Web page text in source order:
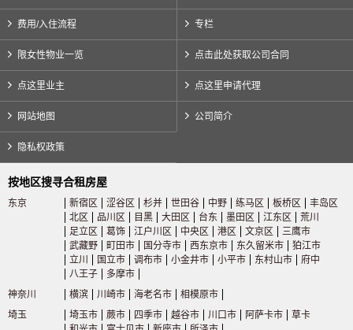
费用/入住流程 专栏
限女性物业一览 点击此处获取公司合同
点这里业主 点这里申请代理
网站地图 公司简介
隐私权政策
按地区搜寻合租房屋
东京 新宿区 涩谷区 杉并 世田谷 中野 练马区 板桥区
丰岛区
北区
品川区 目黑 大田区 台东 墨田区 江东区
荒川
足立区
葛饰 江户川区 中央区 港区 文京区
三鹰市
武藏野
町田市 国分寺市 西东京市 东久留米市
狛江市
立川
国立市 调布市 小金井市 小平市 东村山市
府中
八王子
多摩市
神奈川
横滨 川崎市 海老名市
相模原市
埼玉
埼玉市 蕨市 四季市 越谷市 川口市 阿萨卡市
草卡